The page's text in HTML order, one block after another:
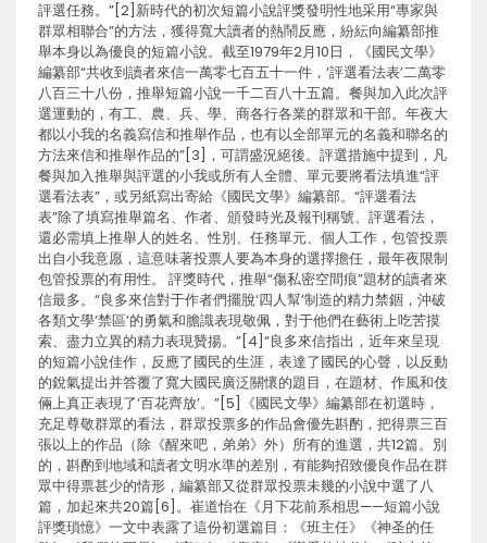
評選任務。”[2]新時代的初次短篇小說評獎發明性地采用“專家與
群眾相聯合”的方法，獲得寬大讀者的熱鬧反應，紛紜向編纂部推
舉本身以為優良的短篇小說。截至1979年2月10日，《國民文學》
編纂部“共收到讀者來信一萬零七百五十一件，‘評選看法表’二萬零
八百三十八份，推舉短篇小說一千二百八十五篇。餐與加入此次評
選運動的，有工、農、兵、學、商各行各業的群眾和干部。年夜大
都以小我的名義寫信和推舉作品，也有以全部單元的名義和聯名的
方法來信和推舉作品的”[3]，可謂盛況絕後。評選措施中提到，凡
餐與加入推舉與評選的小我或所有人全體、單元要將看法填進“評
選看法表”，或另紙寫出寄給《國民文學》編纂部。“評選看法
表”除了填寫推舉篇名、作者、頒發時光及報刊稱號、評選看法，
還必需填上推舉人的姓名、性別、任務單元、個人工作，包管投票
出自小我意愿，這意味著投票人要為本身的選擇擔任，最年夜限制
包管投票的有用性。 評獎時代，推舉“傷私密空間痕”題材的讀者來
信最多。“良多來信對于作者們擺脫‘四人幫’制造的精力禁錮，沖破
各類文學‘禁區’的勇氣和膽識表現敬佩，對于他們在藝術上吃苦摸
索、盡力立異的精力表現贊揚。”[4]“良多來信指出，近年來呈現
的短篇小說佳作，反應了國民的生涯，表達了國民的心聲，以反動
的銳氣提出并答覆了寬大國民廣泛關懷的題目，在題材、作風和伎
倆上真正表現了‘百花齊放’。”[5]《國民文學》編纂部在初選時，
充足尊敬群眾的看法，群眾投票多的作品會優先斟酌，把得票三百
張以上的作品（除《醒來吧，弟弟》外）所有的進選，共12篇。別
的，斟酌到地域和讀者文明水準的差別，有能夠招致優良作品在群
眾中得票甚少的情形，編纂部又從群眾投票未幾的小說中選了八
篇，加起來共20篇[6]。崔道怡在《月下花前系相思——短篇小說
評獎瑣憶》一文中表露了這份初選篇目：《班主任》《神圣的任